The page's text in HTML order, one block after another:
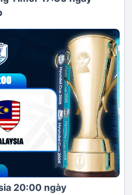
20:00 ngày